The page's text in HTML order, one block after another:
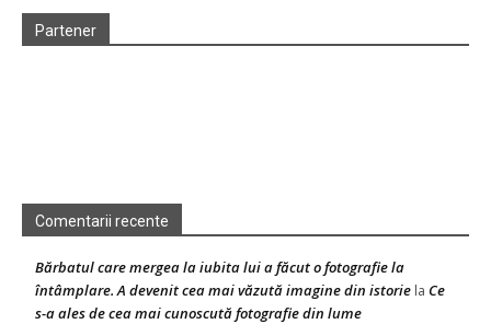
Partener
Comentarii recente
Bărbatul care mergea la iubita lui a făcut o fotografie la
întâmplare. A devenit cea mai văzută imagine din istorie la Ce
s-a ales de cea mai cunoscută fotografie din lume